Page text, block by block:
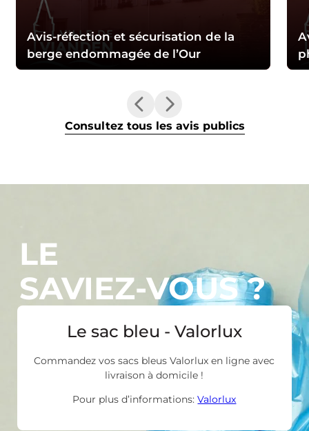
Avis-réfection et sécurisation de la
berge endommagée de l’Our
Consultez tous les avis publics
Le sac bleu - Valorlux
Commandez vos sacs bleus Valorlux en ligne avec
livraison à domicile !
Pour plus d’informations:Valorlux
LE
SAVIEZ-VOUS ?